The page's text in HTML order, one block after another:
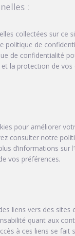
:
collectées sur ce
politique de
de confidentialité
et la protection de vos
pour améliorer
consulter notre
d’informations sur
vos préférences.
liens vers des sites
quant aux
à ces liens se fait